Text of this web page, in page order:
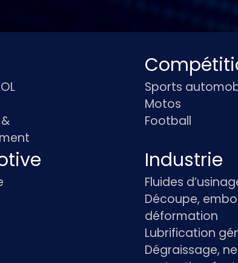
Sports
Motos
Football
Industrie
Fluides
Découpe,
déformation
Lubrification
Dégraissage,